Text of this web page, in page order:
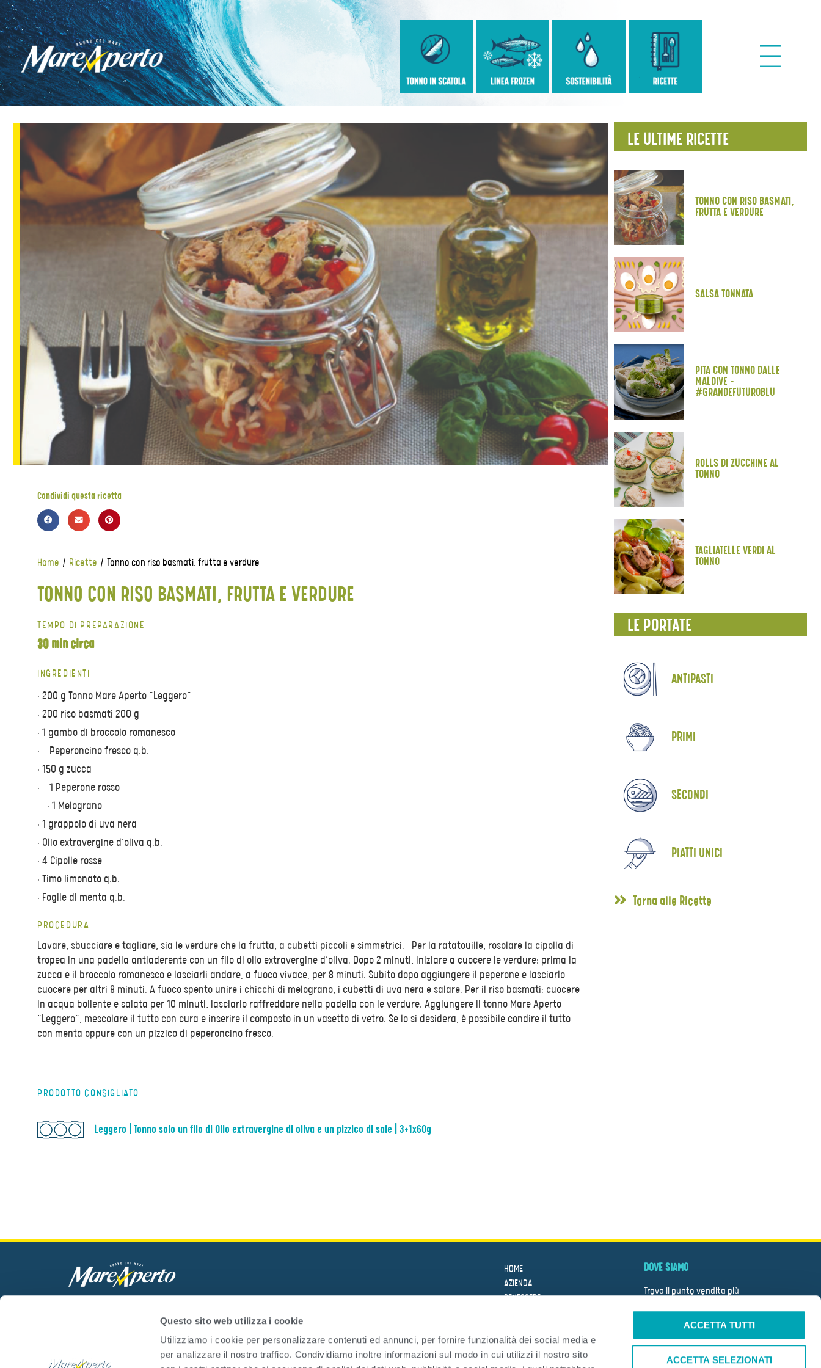
Questo sito web utilizza i cookie
Utilizziamo i cookie per personalizzare contenuti ed annunci, per fornire funzionalità dei social media e
per analizzare il nostro traffico. Condividiamo inoltre informazioni sul modo in cui utilizzi il nostro sito
ACCETTA TUTTI
ACCETTA SELEZIONATI
Condividi questa ricetta
Home / Ricette / Tonno con riso basmati, frutta e verdure
TONNO CON RISO BASMATI, FRUTTA E VERDURE
TEMPO DI PREPARAZIONE
30 min circa
INGREDIENTI
• 200 g Tonno Mare Aperto “Leggero”
• 200 riso basmati 200 g
• 1 gambo di broccolo romanesco
• Peperoncino fresco q.b.
• 150 g zucca
• 1 Peperone rosso
• 1 Melograno
• 1 grappolo di uva nera
• Olio extravergine d’oliva q.b.
• 4 Cipolle rosse
• Timo limonato q.b.
• Foglie di menta q.b.
PROCEDURA
Lavare, sbucciare e tagliare, sia le verdure che la frutta, a cubetti piccoli e simmetrici. Per la ratatouille, rosolare la cipolla di
tropea in una padella antiaderente con un filo di olio extravergine d’oliva. Dopo 2 minuti, iniziare a cuocere le verdure: prima la
zucca e il broccolo romanesco e lasciarli andare, a fuoco vivace, per 8 minuti. Subito dopo aggiungere il peperone e lasciarlo
cuocere per altri 8 minuti. A fuoco spento unire i chicchi di melograno, i cubetti di uva nera e salare. Per il riso basmati: cuocere
in acqua bollente e salata per 10 minuti, lasciarlo raffreddare nella padella con le verdure. Aggiungere il tonno Mare Aperto
“Leggero”, mescolare il tutto con cura e inserire il composto in un vasetto di vetro. Se lo si desidera, è possibile condire il tutto
con menta oppure con un pizzico di peperoncino fresco.
PRODOTTO CONSIGLIATO
Leggero | Tonno solo un filo di Olio extravergine di oliva e un pizzico di sale | 3+1x60g
LE ULTIME RICETTE
TONNO CON RISO BASMATI,
FRUTTA E VERDURE
SALSA TONNATA
PITA CON TONNO DALLE
MALDIVE -
#GRANDEFUTUROBLU
ROLLS DI ZUCCHINE AL
TONNO
TAGLIATELLE VERDI AL
TONNO
LE PORTATE
ANTIPASTI
PRIMI
SECONDI
PIATTI UNICI
Torna alle Ricette
HOME
AZIENDA
BENESSERE
SICUREZZA
SOSTENIBILITÀ
DOVE SIAMO
Trova il punto vendita più